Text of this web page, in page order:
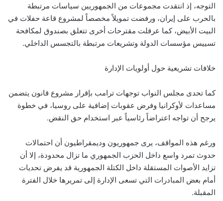
التوجه، إذ انتقدت مجموعات من الجمهوريين سياسات مرتبطة
بالحرب على إيران، ورفضت تمويلاً مخصصاً لمشروع قاعة حفلات في
البيت الأبيض، كما عرقلت مقترحات أخرى تتعلق بصندوق لمكافحة
تسييس مؤسسات الدولة وتشريعات مرتبطة بالتجسس الداخلي.
خلافات تشريعية حول أولويات الإدارة
كما تحدى مجلس النواب توجهات ترامب بإقرار مشروع قانون يتضمن
مساعدات لأوكرانيا وفرض عقوبات إضافية على روسيا، في خطوة
يرجح أن تواجه اعتراضاً رئاسياً عبر استخدام حق النقض.
ورغم هذه المواقف، يرى جمهوريون وديمقراطيون أن احتمالات
حدوث تمرد واسع داخل الحزب الجمهوري ما تزال محدودة، إلا أن
تزايد الأصوات المستقلة داخل الكتلة الجمهورية قد يفرض تحديات
أمام بعض المبادرات التي تسعى الإدارة إلى تمريرها خلال الفترة
المقبلة.